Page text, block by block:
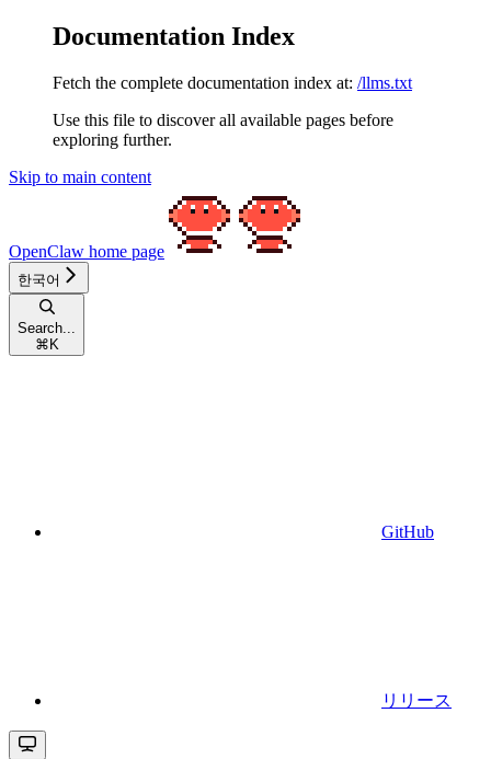
Documentation Index
Fetch the complete documentation index at: /llms.txt
Use this file to discover all available pages before
exploring further.
Skip to main content
OpenClaw home page
한국어
Search...
⌘ K
GitHub
リリース